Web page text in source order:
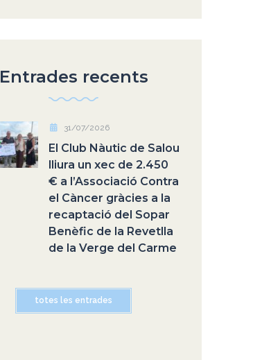
Entrades recents
31/07/2026
El Club Nàutic de Salou
lliura un xec de 2.450
€ a l’Associació Contra
el Càncer gràcies a la
recaptació del Sopar
Benèfic de la Revetlla
de la Verge del Carme
totes les entrades